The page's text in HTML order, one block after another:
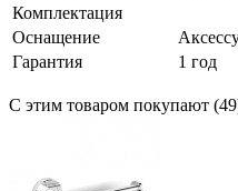
Комплектация
Оснащение
Гарантия
1 год
С этим товаром покупают